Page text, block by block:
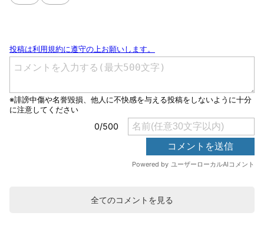
全てのコメントを見る